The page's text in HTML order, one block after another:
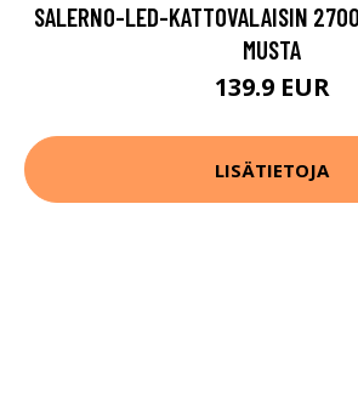
SALERNO-LED-KATTOVALAISIN
MUSTA
139.9 EUR
LISÄTIETOJA